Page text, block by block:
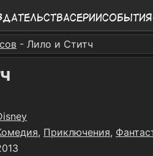
СерииСобытия
- Лило и Ститч
, Приключения,